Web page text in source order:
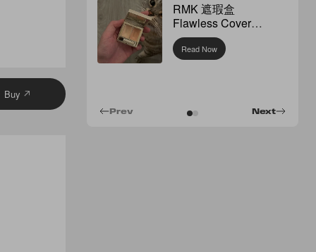
Buy
RMK 遮瑕盒
Flawless Cover
Concealer
Read Now
Next
Prev